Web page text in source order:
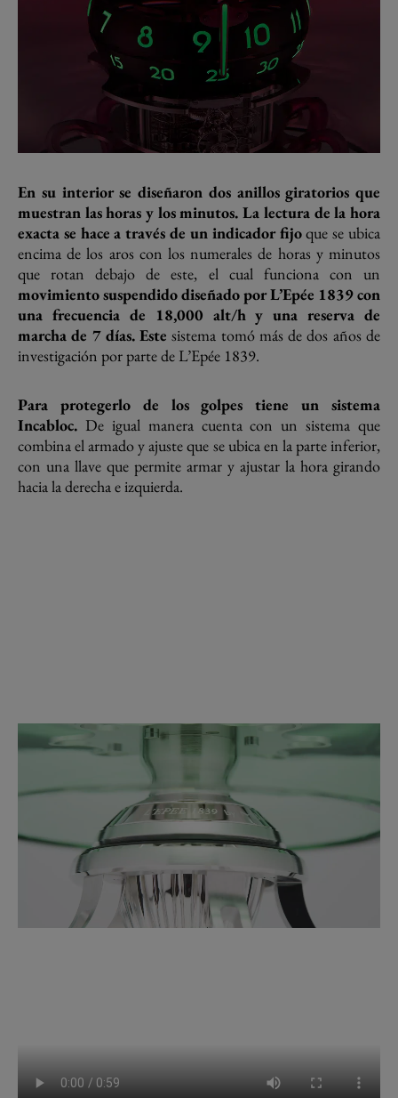
En su interior se diseñaron dos anillos giratorios que
muestran las horas y los minutos. La lectura de la hora
exacta se hace a través de un indicador fijoque se ubica
encima de los aros con los numerales de horas y minutos
que rotan debajo de este, el cual funciona con un
movimiento suspendido diseñado por L’Epée 1839 con
una frecuencia de 18,000 alt/h y una reserva de
marcha de 7 días. Este sistema tomó más de dos años de
investigación por parte de L’Epée 1839.
Para protegerlo de los golpes tiene un sistema
Incabloc. De igual manera cuenta con un sistema que
combina el armado y ajuste que se ubica en la parte inferior,
con una llave que permite armar y ajustar la hora girando
hacia la derecha e izquierda.